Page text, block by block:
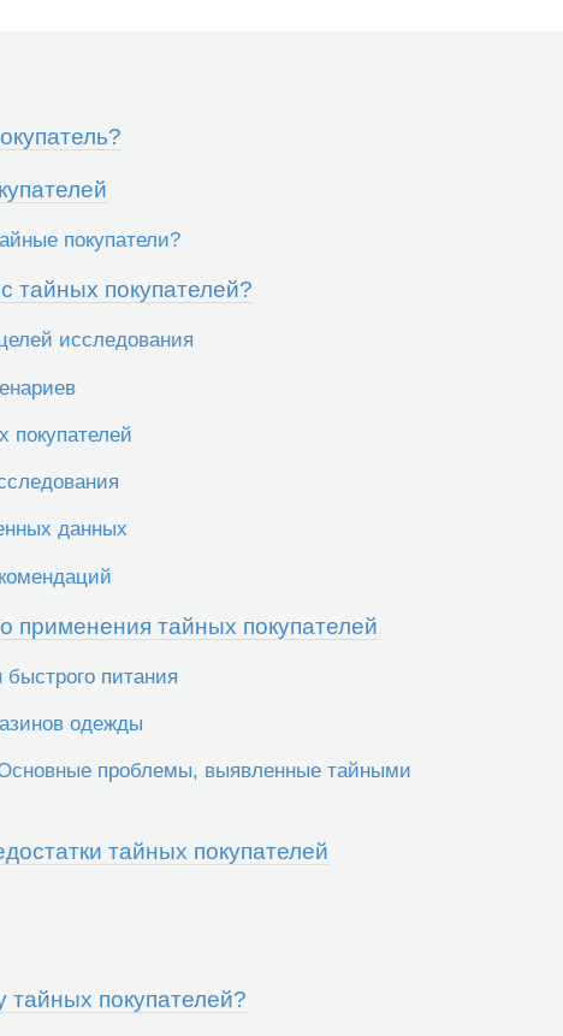
покупатели?
тайных покупателей?
исследования
покупателей
данных
применения тайных покупателей
питания
одежды
проблемы, выявленные тайными
тайных покупателей
тайных покупателей?